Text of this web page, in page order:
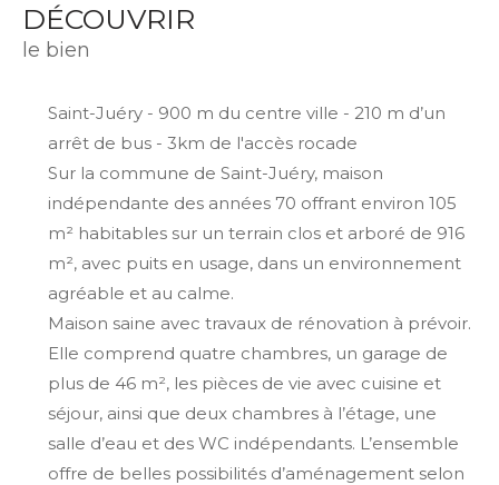
DÉCOUVRIR
le bien
Saint-Juéry - 900 m du centre ville - 210 m d’un
arrêt de bus - 3km de l'accès rocade
Sur la commune de Saint-Juéry, maison
indépendante des années 70 offrant environ 105
m² habitables sur un terrain clos et arboré de 916
m², avec puits en usage, dans un environnement
agréable et au calme.
Maison saine avec travaux de rénovation à prévoir.
Elle comprend quatre chambres, un garage de
plus de 46 m², les pièces de vie avec cuisine et
séjour, ainsi que deux chambres à l’étage, une
salle d’eau et des WC indépendants. L’ensemble
offre de belles possibilités d’aménagement selon